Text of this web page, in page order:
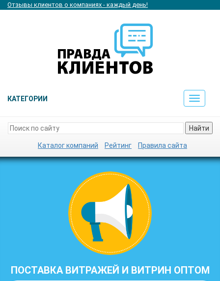
Отзывы клиентов о компаниях - каждый день!
КАТЕГОРИИ
Toggle
Найти
Каталог компаний Рейтинг Правила сайта
ПОСТАВКА ВИТРАЖЕЙ И ВИТРИН ОПТОМ